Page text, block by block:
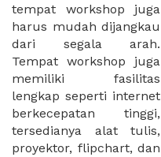
tempat workshop juga
harus mudah dijangkau
dari segala arah.
Tempat workshop juga
memiliki fasilitas
lengkap seperti internet
berkecepatan tinggi,
tersedianya alat tulis,
proyektor, flipchart, dan
tempat workshop di
XWORK, karena Anda
dapat menemukan
tempat workshop
idaman disini, lengkap
dengan fasilitas dan
makanan, selain itu
juga berlokasi di
ratusan lokasi strategis